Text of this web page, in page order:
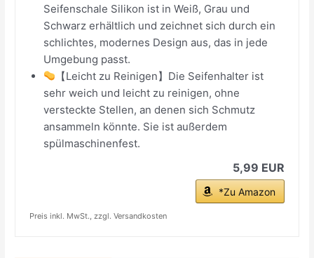
Seifenschale Silikon ist in Weiß, Grau und
Schwarz erhältlich und zeichnet sich durch ein
schlichtes, modernes Design aus, das in jede
Umgebung passt.
【Leicht zu Reinigen】Die Seifenhalter ist
sehr weich und leicht zu reinigen, ohne
versteckte Stellen, an denen sich Schmutz
ansammeln könnte. Sie ist außerdem
spülmaschinenfest.
5,99 EUR
*Zu Amazon
Preis inkl. MwSt., zzgl. Versandkosten